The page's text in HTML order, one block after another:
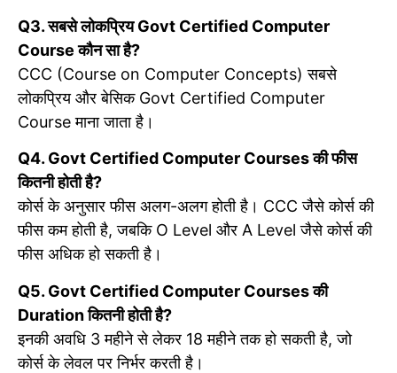
Q3. सबसे लोकप्रिय Govt Certified Computer
Course कौन सा है?
CCC (Course on Computer Concepts) सबसे
लोकप्रिय और बेसिक Govt Certified Computer
Course माना जाता है।
Q4. Govt Certified Computer Courses की फीस
कितनी होती है?
कोर्स के अनुसार फीस अलग-अलग होती है। CCC जैसे कोर्स की
फीस कम होती है, जबकि O Level और A Level जैसे कोर्स की
फीस अधिक हो सकती है।
Q5. Govt Certified Computer Courses की
Duration कितनी होती है?
इनकी अवधि 3 महीने से लेकर 18 महीने तक हो सकती है, जो
कोर्स के लेवल पर निर्भर करती है।